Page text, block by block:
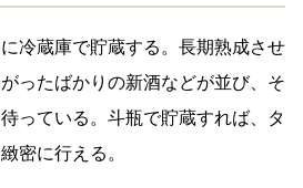
冷蔵庫で貯蔵する。長期熟成させ
ったばかりの新酒などが並び、そ
っている。斗瓶で貯蔵すれば、タ
密に行える。